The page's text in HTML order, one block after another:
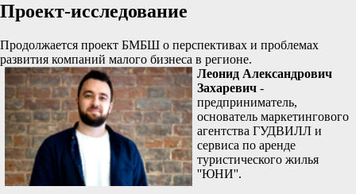
Проект-исследование
Продолжается проект БМБШ о перспективах и проблемах
развития компаний малого бизнеса в регионе.
Леонид Александрович
Захаревич -
предприниматель,
основатель маркетингового
агентства ГУДВИЛЛ и
сервиса по аренде
туристического жилья
''ЮНИ''.